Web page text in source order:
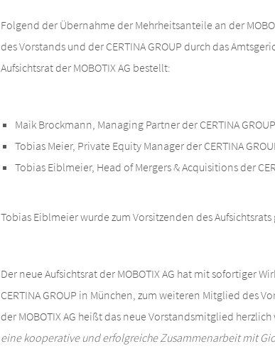
Folgend der Übernahme der Mehrheitsanteile an der
des Vorstands und der CERTINA GROUP durch das
Aufsichtsrat der MOBOTIX AG bestellt:
Maik Brockmann, Managing Partner der CERTINA GROUP
Tobias Meier, Private Equity Manager der CERTINA
Tobias Eiblmeier, Head of Mergers & Acquisitions der
Tobias Eiblmeier wurde zum Vorsitzenden des
Der neue Aufsichtsrat der MOBOTIX AG hat mit sofortiger
CERTINA GROUP in München, zum weiteren Mitglied des
der MOBOTIX AG heißt das neue Vorstandsmitglied
eine kooperative und erfolgreiche Zusammenarbeit mit